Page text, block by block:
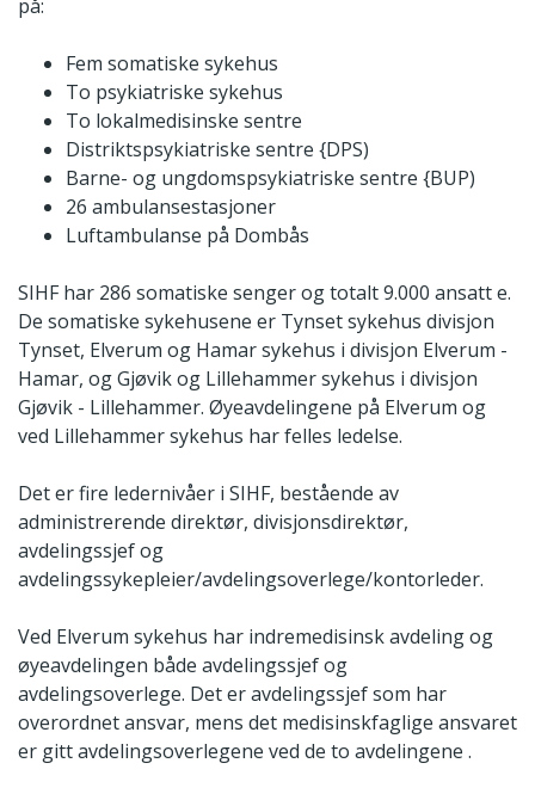
på:
Fem somatiske sykehus
To psykiatriske sykehus
To lokalmedisinske sentre
Distriktspsykiatriske sentre {DPS)
Barne- og ungdomspsykiatriske sentre {BUP)
26 ambulansestasjoner
Luftambulanse på Dombås
SIHF har 286 somatiske senger og totalt 9.000 ansatt e.
De somatiske sykehusene er Tynset sykehus divisjon
Tynset, Elverum og Hamar sykehus i divisjon Elverum -
Hamar, og Gjøvik og Lillehammer sykehus i divisjon
Gjøvik - Lillehammer. Øyeavdelingene på Elverum og
ved Lillehammer sykehus har felles ledelse.
Det er fire ledernivåer i SIHF, bestående av
administrerende direktør, divisjonsdirektør,
avdelingssjef og
avdelingssykepleier/avdelingsoverlege/kontorleder.
Ved Elverum sykehus har indremedisinsk avdeling og
øyeavdelingen både avdelingssjef og
avdelingsoverlege. Det er avdelingssjef som har
overordnet ansvar, mens det medisinskfaglige ansvaret
er gitt avdelingsoverlegene ved de to avdelingene .